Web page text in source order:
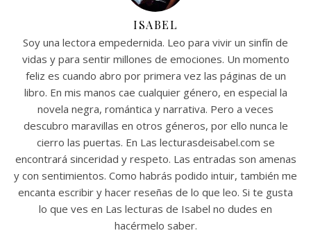
ISABEL
Soy una lectora empedernida. Leo para vivir un sinfín de
vidas y para sentir millones de emociones. Un momento
feliz es cuando abro por primera vez las páginas de un
libro. En mis manos cae cualquier género, en especial la
novela negra, romántica y narrativa. Pero a veces
descubro maravillas en otros géneros, por ello nunca le
cierro las puertas. En Las lecturasdeisabel.com se
encontrará sinceridad y respeto. Las entradas son amenas
y con sentimientos. Como habrás podido intuir, también me
encanta escribir y hacer reseñas de lo que leo. Si te gusta
lo que ves en Las lecturas de Isabel no dudes en
hacérmelo saber.